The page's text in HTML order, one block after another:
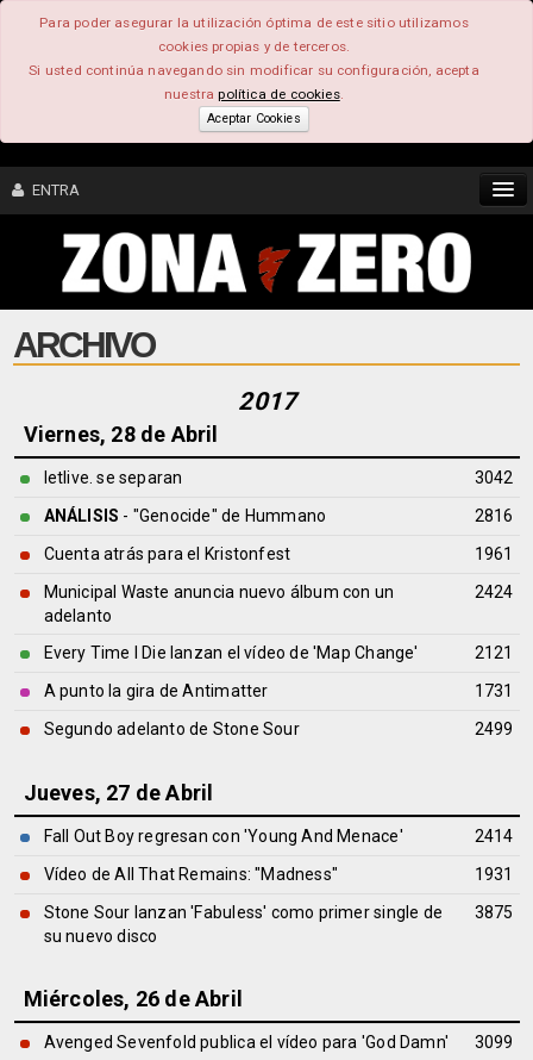
Para poder asegurar la utilización óptima de este sitio utilizamos
cookies propias y de terceros.
Si usted continúa navegando sin modificar su configuración, acepta
nuestrapolítica de cookies.
Aceptar Cookies
ENTRA
CONTENIDO
COMUNIDAD
FOROS
ARCHIVO
2017
Viernes, 28 de Abril
letlive. se separan
3042
ANÁLISIS - "Genocide" de Hummano
2816
Cuenta atrás para el Kristonfest
1961
Municipal Waste anuncia nuevo álbum con un
adelanto
2424
Every Time I Die lanzan el vídeo de 'Map Change'
2121
A punto la gira de Antimatter
1731
Segundo adelanto de Stone Sour
2499
Jueves, 27 de Abril
Fall Out Boy regresan con 'Young And Menace'
2414
Vídeo de All That Remains: "Madness"
1931
Stone Sour lanzan 'Fabuless' como primer single de
su nuevo disco
3875
Miércoles, 26 de Abril
Avenged Sevenfold publica el vídeo para 'God Damn'
3099